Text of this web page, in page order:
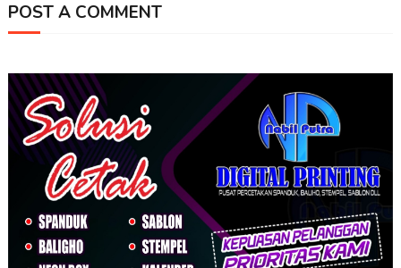
POST A COMMENT